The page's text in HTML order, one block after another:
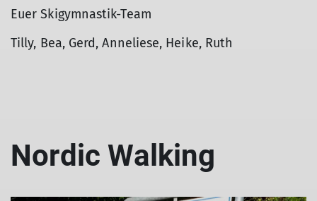
Euer Skigymnastik-Team
Tilly, Bea, Gerd, Anneliese, Heike, Ruth
Nordic Walking